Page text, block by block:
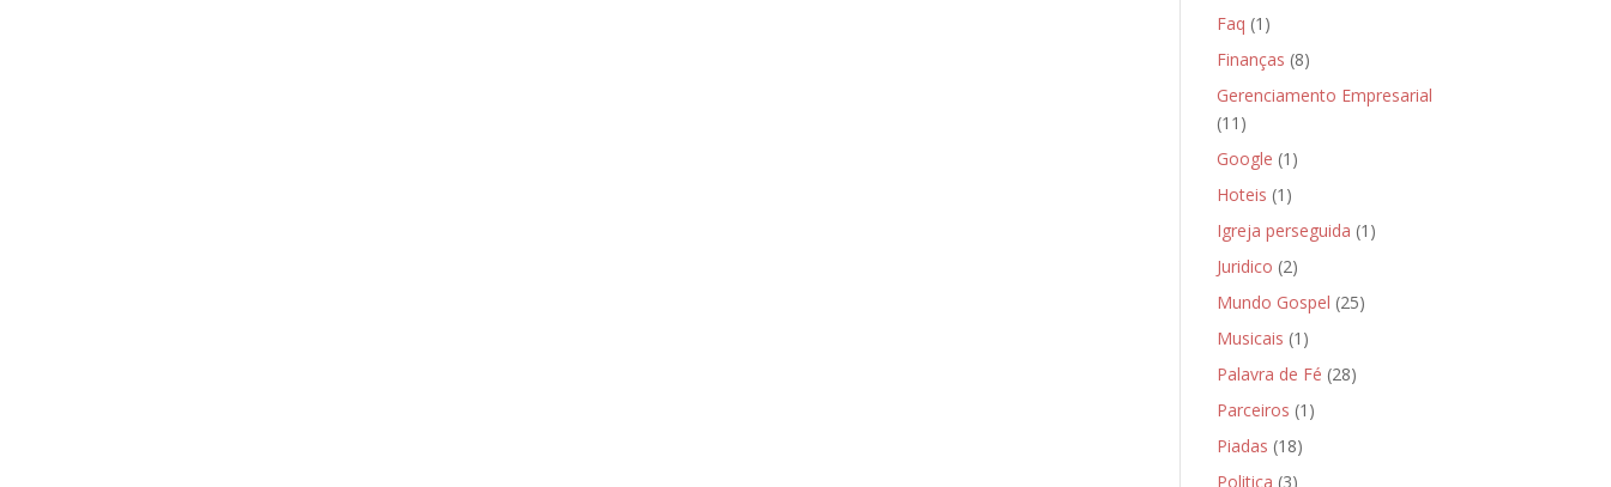
Faq (1)
Finanças (8)
Gerenciamento Empresarial
(11)
Google (1)
Hoteis (1)
Igreja perseguida (1)
Juridico (2)
Mundo Gospel (25)
Musicais (1)
Palavra de Fé (28)
Parceiros (1)
Piadas (18)
Politica (3)